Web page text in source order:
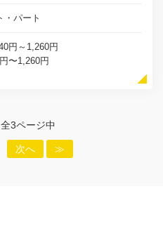
・パート
円～1,260円
〜1,260円
3ページ中
次へ ≫